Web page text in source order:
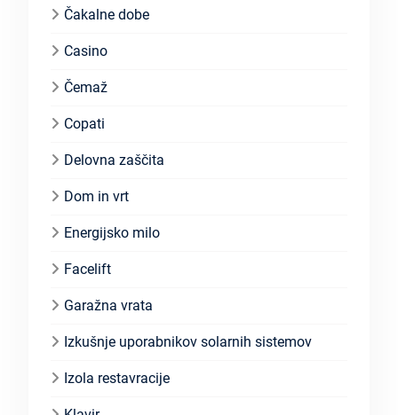
Čakalne dobe
Casino
Čemaž
Copati
Delovna zaščita
Dom in vrt
Energijsko milo
Facelift
Garažna vrata
Izkušnje uporabnikov solarnih sistemov
Izola restavracije